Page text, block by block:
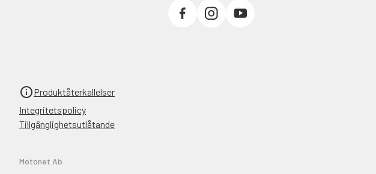
Produktåterkallelser
Integritetspolicy
Tillgänglighetsutlåtande
Motonet Ab